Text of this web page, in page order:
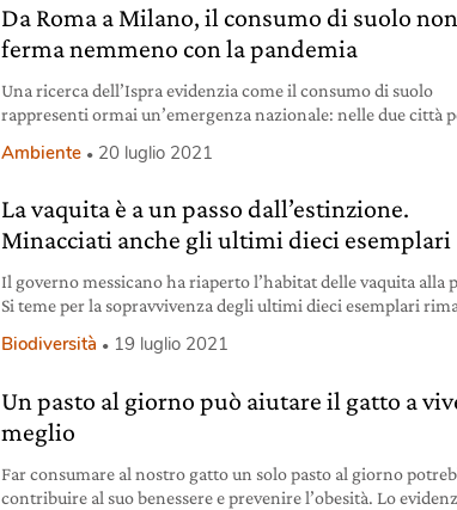
Da Roma a Milano, il consumo di suolo
ferma nemmeno con la pandemia
Una ricerca dell’Ispra evidenzia come il consumo di suolo
rappresenti ormai un’emergenza nazionale: nelle due città
Ambiente 20 luglio 2021
La vaquita è a un passo dall’estinzione.
Minacciati anche gli ultimi dieci esemplari
Il governo messicano ha riaperto l’habitat delle vaquita alla
Si teme per la sopravvivenza degli ultimi dieci esemplari
Biodiversità 19 luglio 2021
Un pasto al giorno può aiutare il gatto a
meglio
Far consumare al nostro gatto un solo pasto al giorno
contribuire al suo benessere e prevenire l’obesità. Lo